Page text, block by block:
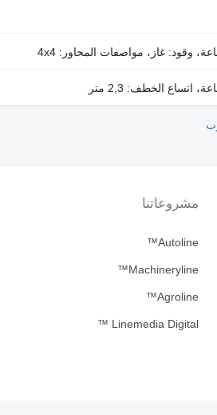
مشروعاتنا
Autoline™
Machineryline™
Agroline™
Linemedia Digital ™